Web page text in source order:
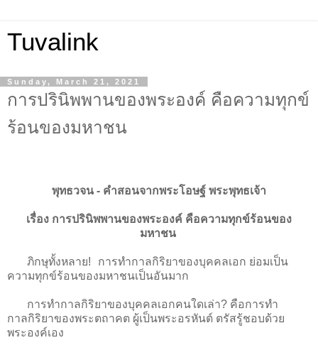
Tuvalink
Sunday, March 21, 2021
การปรินิพพานของพระองค์ คือความทุกข์
ร้อนของมหาชน
พุทธวจน - คําสอนจากพระโอษฐ์ พระพุทธเจ้า
เรื่อง การปรินิพพานของพระองค์ คือความทุกข์ร้อนของ
มหาชน
ภิกษุทั้งหลาย! การทำกาลกิริยาของบุคคลเอก ย่อมเป็น
ความทุกข์ร้อนของมหาชนเป็นอันมาก
การทำกาลกิริยาของบุคคลเอกคนใดเล่า? คือการทำ
กาลกิริยาของพระตถาคต ผู้เป็นพระอรหันต์ ตรัสรู้ชอบด้วย
พระองค์เอง